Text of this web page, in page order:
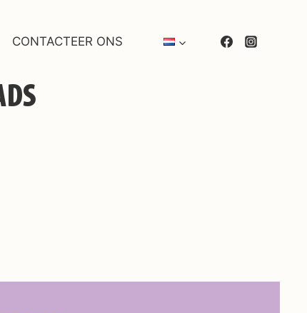
CONTACTEER ONS